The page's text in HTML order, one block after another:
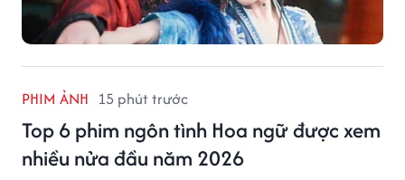
PHIM ẢNH 15 phút trước
Top 6 phim ngôn tình Hoa ngữ được xem
nhiều nửa đầu năm 2026